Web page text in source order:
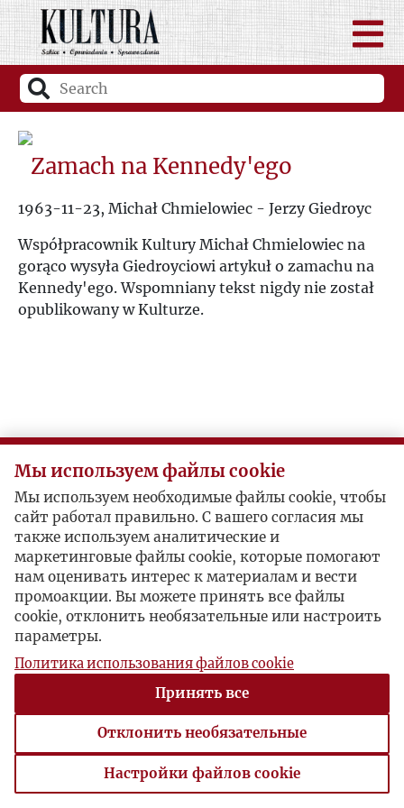
Zamach na Kennedy'ego
1963-11-23, Michał Chmielowiec - Jerzy Giedroyc
Współpracownik Kultury Michał Chmielowiec na
gorąco wysyła Giedroyciowi artykuł o zamachu na
Kennedy'ego. Wspomniany tekst nigdy nie został
opublikowany w Kulturze.
Мы используем файлы cookie
Мы используем необходимые файлы cookie, чтобы
сайт работал правильно. С вашего согласия мы
также используем аналитические и
маркетинговые файлы cookie, которые помогают
нам оценивать интерес к материалам и вести
промоакции. Вы можете принять все файлы
cookie, отклонить необязательные или настроить
параметры.
Политика использования файлов cookie
Принять все
Отклонить необязательные
Настройки файлов cookie
Настройки файлов cookie